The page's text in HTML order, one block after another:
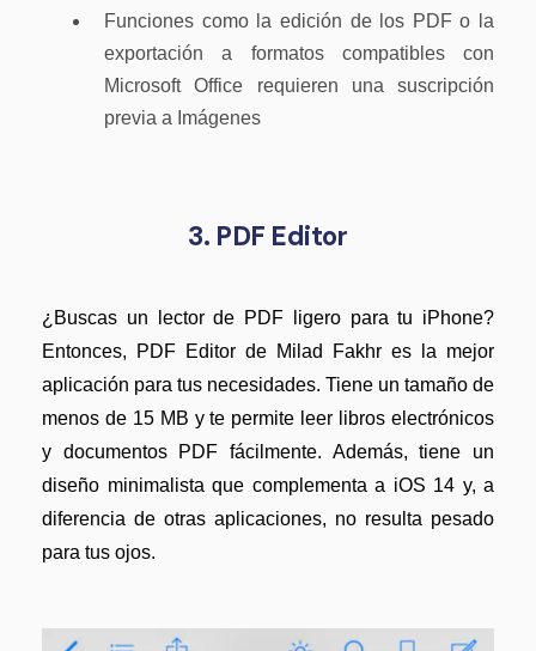
Funciones como la edición de los PDF o la
exportación a formatos compatibles con
Microsoft Office requieren una suscripción
previa a Imágenes
3. PDF Editor
¿Buscas un lector de PDF ligero para tu iPhone?
Entonces, PDF Editor de Milad Fakhr es la mejor
aplicación para tus necesidades. Tiene un tamaño de
menos de 15 MB y te permite leer libros electrónicos
y documentos PDF fácilmente. Además, tiene un
diseño minimalista que complementa a iOS 14 y, a
diferencia de otras aplicaciones, no resulta pesado
para tus ojos.